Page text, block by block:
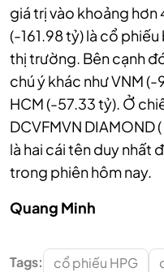
giá trị vào khoảng
(-161.98 tỷ) là cổ
thị trường. Bên cạnh
chú ý khác như VNM (-
HCM (-57.33 tỷ). Ở
DCVFMVN DIAMOND
là hai cái tên duy nhất
trong phiên hôm nay.
Quang Minh
Tags: cổ phiếu HPG